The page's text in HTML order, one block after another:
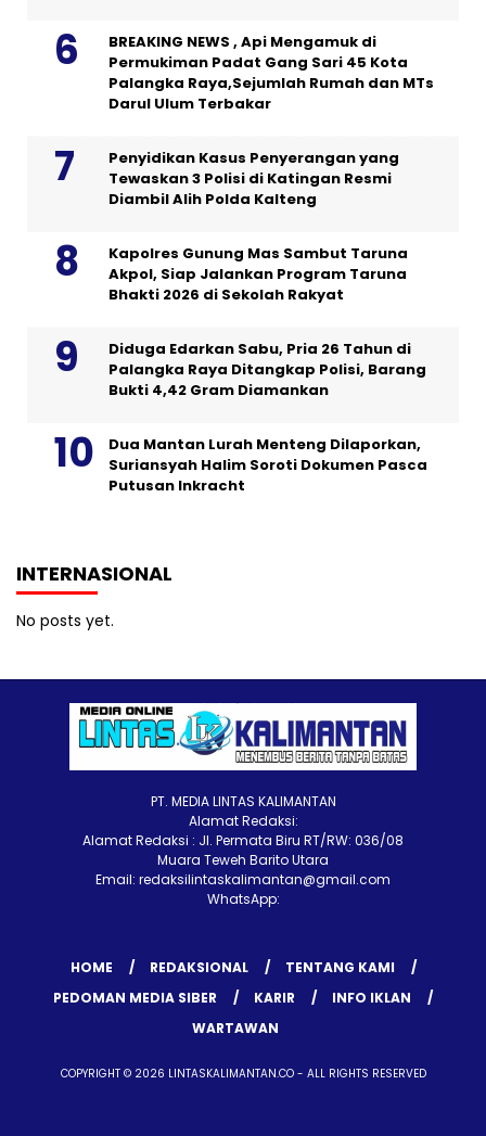
BREAKING NEWS , Api Mengamuk di
Permukiman Padat Gang Sari 45 Kota
Palangka Raya,Sejumlah Rumah dan MTs
Darul Ulum Terbakar
Penyidikan Kasus Penyerangan yang
Tewaskan 3 Polisi di Katingan Resmi
Diambil Alih Polda Kalteng
Kapolres Gunung Mas Sambut Taruna
Akpol, Siap Jalankan Program Taruna
Bhakti 2026 di Sekolah Rakyat
Diduga Edarkan Sabu, Pria 26 Tahun di
Palangka Raya Ditangkap Polisi, Barang
Bukti 4,42 Gram Diamankan
Dua Mantan Lurah Menteng Dilaporkan,
Suriansyah Halim Soroti Dokumen Pasca
Putusan Inkracht
INTERNASIONAL
No posts yet.
PT. MEDIA LINTAS KALIMANTAN
Alamat Redaksi:
Alamat Redaksi : Jl. Permata Biru RT/RW: 036/08
Muara Teweh Barito Utara
Email: redaksilintaskalimantan@gmail.com
WhatsApp:
HOME REDAKSIONAL
TENTANG KAMI
PEDOMAN MEDIA SIBER
KARIR
INFO IKLAN
WARTAWAN
COPYRIGHT © 2026 LINTASKALIMANTAN.CO - ALL RIGHTS RESERVED